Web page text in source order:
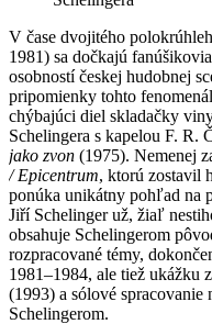
V čase dvojitého
1981) sa dočkajú
osobností českej hudobnej
pripomienky tohto
chýbajúci diel skladačky
Schelingera s kapelou F. R.
jako zvon (1975). Nemenej
/ Epicentrum, ktorú zostavil
ponúka unikátny pohľad na
Jiří Schelinger už, žiaľ
obsahuje Schelingerom
rozpracované témy,
1981–1984, ale tiež ukážku
(1993) a sólové
Schelingerom.